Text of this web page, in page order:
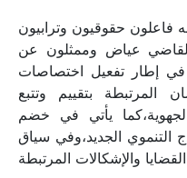
فاعلون حقوقيون وترابيون
عياض وممثلون عن
في إطار تفعيل اختصاصات
المرتبطة بتقييم وتتبع
يأتي في خضم
التنموي الجديد،وفي سياق
والإشكالات المرتبطة